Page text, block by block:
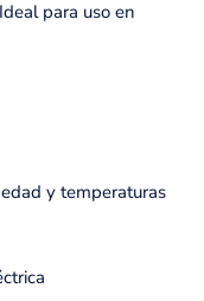
para uso en
y temperaturas